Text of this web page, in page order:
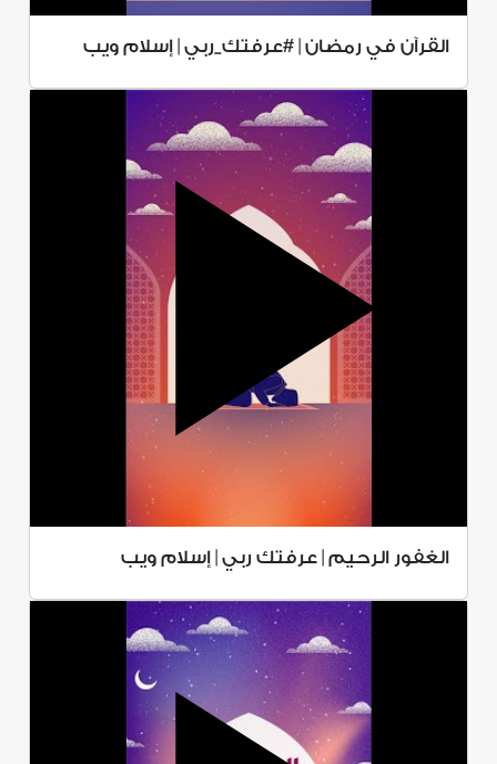
القرآن في رمضان | #عرفتك_ربي | إسلام ويب
الغفور الرحيم | عرفتك ربي | إسلام ويب